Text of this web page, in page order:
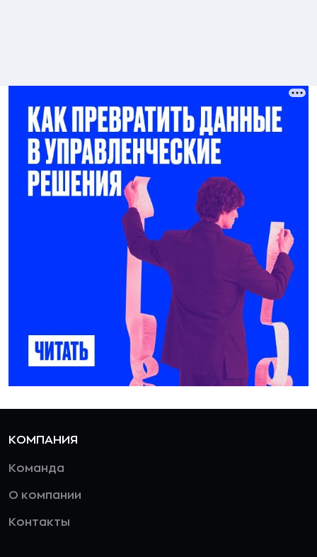
КОМПАНИЯ
Команда
О компании
Контакты